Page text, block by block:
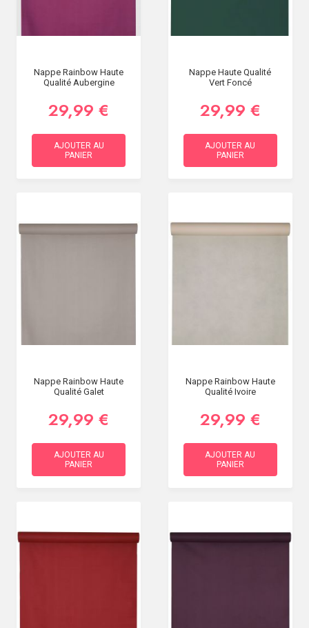
Nappe Rainbow Haute
Qualité Aubergine
29,99 €
AJOUTER AU
PANIER
Nappe Haute Qualité
Vert Foncé
29,99 €
AJOUTER AU
PANIER
Nappe Rainbow Haute
Qualité Galet
29,99 €
AJOUTER AU
PANIER
Nappe Rainbow Haute
Qualité Ivoire
29,99 €
AJOUTER AU
PANIER